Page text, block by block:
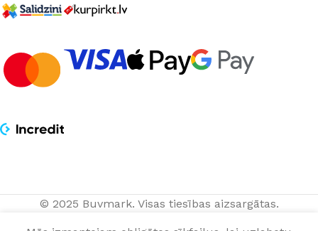
© 2025 Buvmark. Visas tiesības aizsargātas.
Bloom Ivory